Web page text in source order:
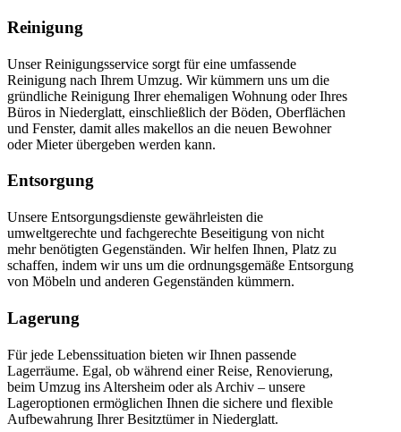
Reinigung
Unser Reinigungsservice sorgt für eine umfassende
Reinigung nach Ihrem Umzug. Wir kümmern uns um die
gründliche Reinigung Ihrer ehemaligen Wohnung oder Ihres
Büros in Niederglatt, einschließlich der Böden, Oberflächen
und Fenster, damit alles makellos an die neuen Bewohner
oder Mieter übergeben werden kann.
Entsorgung
Unsere Entsorgungsdienste gewährleisten die
umweltgerechte und fachgerechte Beseitigung von nicht
mehr benötigten Gegenständen. Wir helfen Ihnen, Platz zu
schaffen, indem wir uns um die ordnungsgemäße Entsorgung
von Möbeln und anderen Gegenständen kümmern.
Lagerung
Für jede Lebenssituation bieten wir Ihnen passende
Lagerräume. Egal, ob während einer Reise, Renovierung,
beim Umzug ins Altersheim oder als Archiv – unsere
Lageroptionen ermöglichen Ihnen die sichere und flexible
Aufbewahrung Ihrer Besitztümer in Niederglatt.